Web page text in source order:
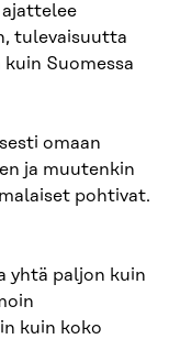
ajattelee
tulevaisuutta
Suomessa
omaan
ja muutenkin
pohtivat.
yhtä paljon kuin
kuin koko